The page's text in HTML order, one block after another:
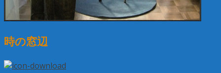
時の窓辺